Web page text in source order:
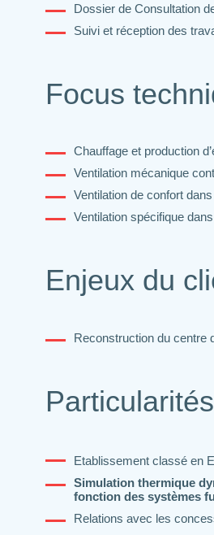
Dossier de Consultation
Suivi et réception des
Focus
Chauffage et production
Ventilation mécanique
Ventilation de confort
Ventilation spécifique
Enjeux du
Reconstruction du centre
Particularités
Etablissement classé en
Simulation thermique
fonction des systèmes
Relations avec les